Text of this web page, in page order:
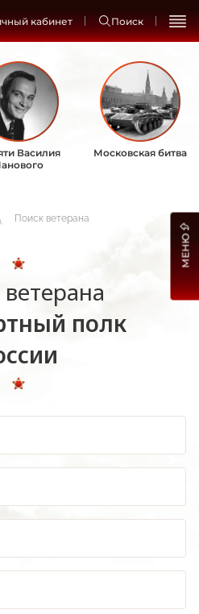
кабинет Поиск
Василия
Московская битва
Поиск ветерана
полк
МЕНЮ